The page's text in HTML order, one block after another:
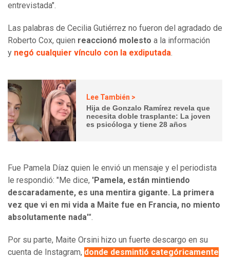
entrevistada".
Las palabras de Cecilia Gutiérrez no fueron del agradado de
Roberto Cox, quien reaccionó molesto a la información
y negó cualquier vínculo con la exdiputada.
Lee También >
Hija de Gonzalo Ramírez revela que
necesita doble trasplante: La joven
es psicóloga y tiene 28 años
Fue Pamela Díaz quien le envió un mensaje y el periodista
le respondió: "Me dice, 'Pamela, están mintiendo
descaradamente, es una mentira gigante. La primera
vez que vi en mi vida a Maite fue en Francia, no miento
absolutamente nada'".
Por su parte, Maite Orsini hizo un fuerte descargo en su
cuenta de Instagram, donde desmintió categóricamente